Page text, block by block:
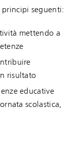
principi seguenti:
mettendo a
risultato
educative
scolastica,